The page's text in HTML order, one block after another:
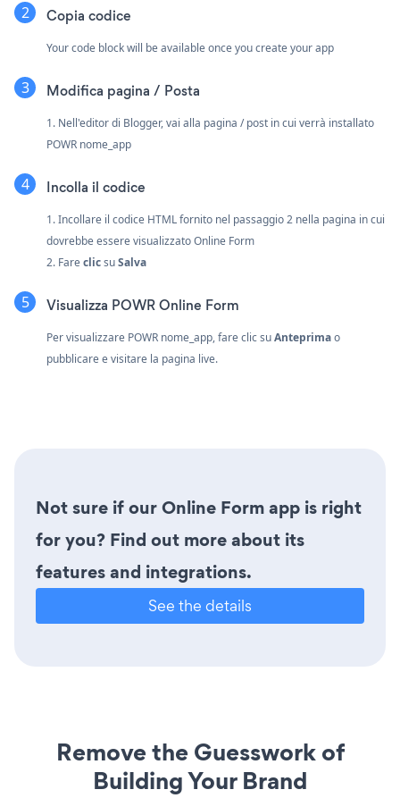
Copia codice
Your code block will be available once you create your app
Modifica pagina / Posta
1. Nell'editor di Blogger, vai alla pagina / post in cui verrà installato
POWR nome_app
Incolla il codice
1. Incollare il codice HTML fornito nel passaggio 2 nella pagina in cui
dovrebbe essere visualizzato Online Form
2. FareclicsuSalva
Visualizza POWR Online Form
Per visualizzare POWR nome_app, fare clic suAnteprimao
pubblicare e visitare la pagina live.
Not sure if our Online Form app is right
for you? Find out more about its
features and integrations.
See the details
Remove the Guesswork of
Building Your Brand